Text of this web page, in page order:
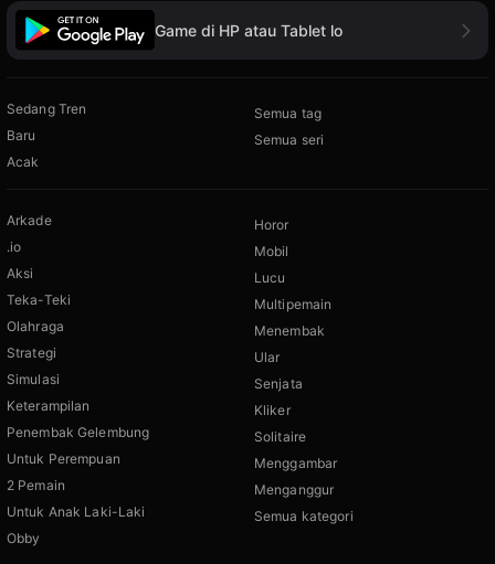
Game di HP atau Tablet lo
Sedang Tren
Baru
Acak
Semua tag
Semua seri
Arkade
.io
Aksi
Teka-Teki
Olahraga
Strategi
Simulasi
Keterampilan
Penembak Gelembung
Untuk Perempuan
2 Pemain
Untuk Anak Laki-Laki
Obby
Horor
Mobil
Lucu
Multipemain
Menembak
Ular
Senjata
Kliker
Solitaire
Menggambar
Menganggur
Semua kategori